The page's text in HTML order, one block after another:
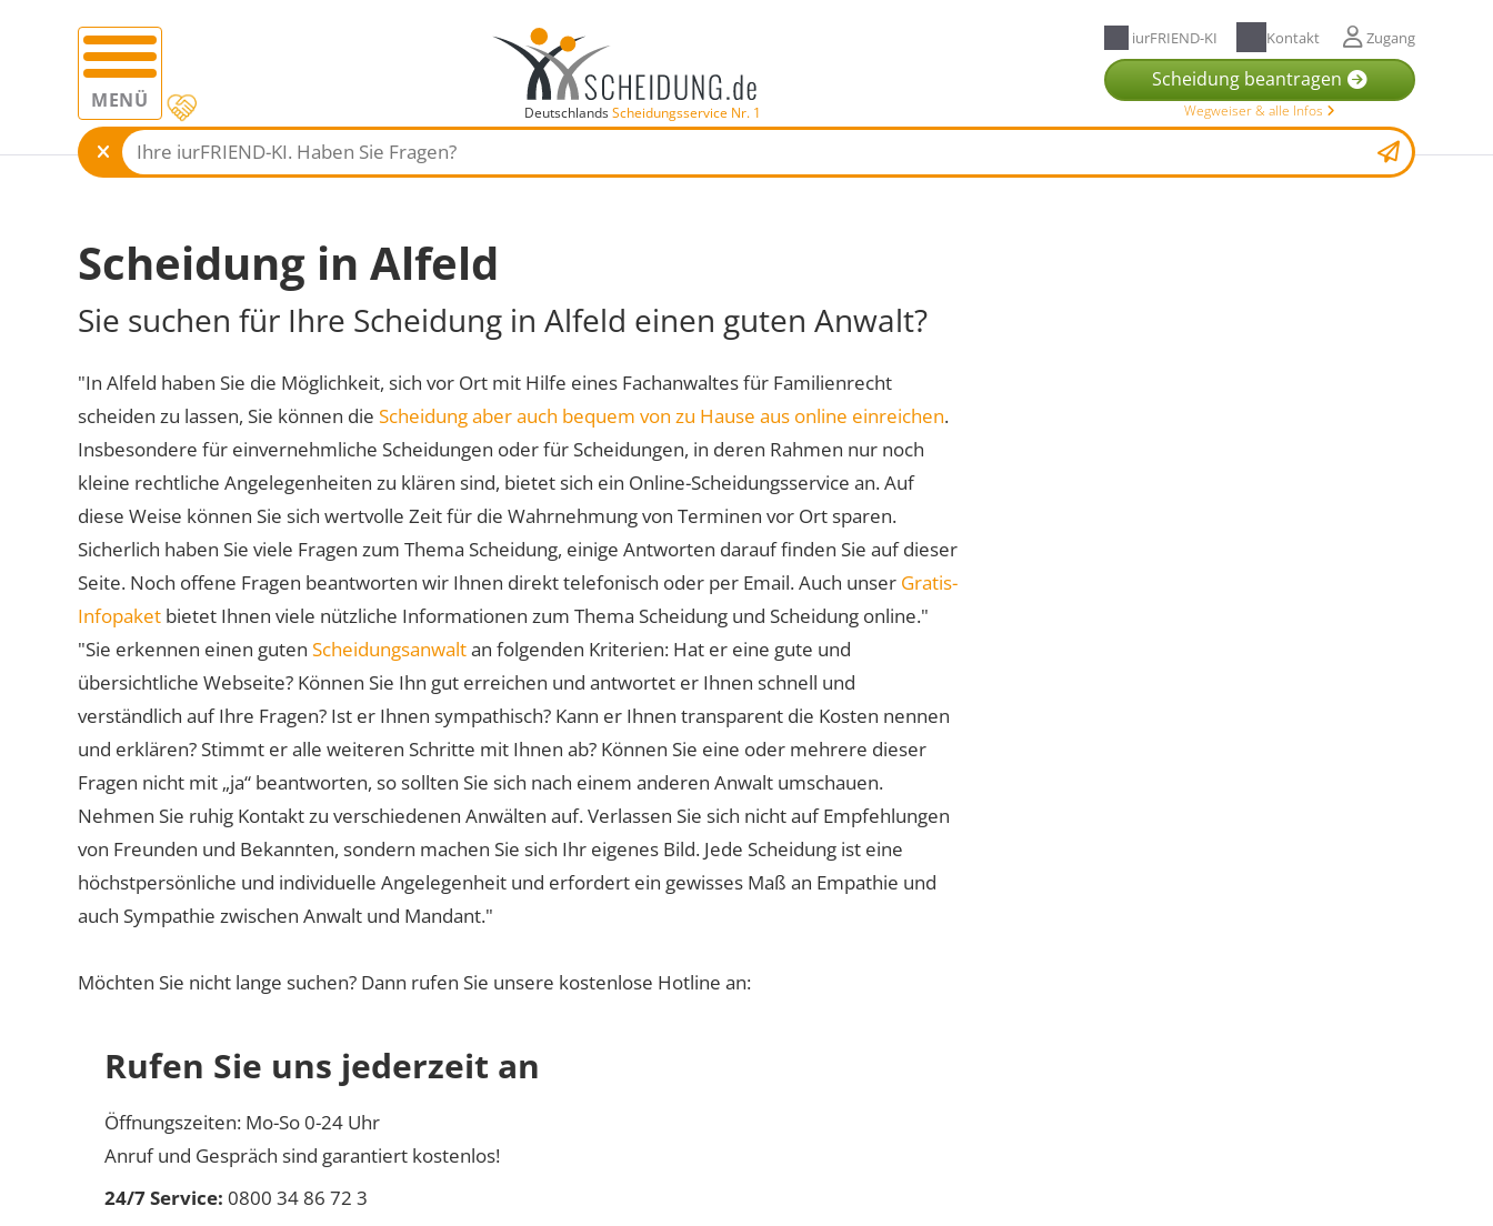
MENÜ DeutschlandsScheidungsservice Nr. 1
iurFRIEND-KI Kontakt Zugang
Scheidung beantragen
Wegweiser & alle Infos
Scheidung in Alfeld
Sie suchen für Ihre Scheidung in Alfeld einen guten Anwalt?
"In Alfeld haben Sie die Möglichkeit, sich vor Ort mit Hilfe eines Fachanwaltes für Familienrecht
scheiden zu lassen, Sie können die Scheidung aber auch bequem von zu Hause aus online einreichen.
Insbesondere für einvernehmliche Scheidungen oder für Scheidungen, in deren Rahmen nur noch
kleine rechtliche Angelegenheiten zu klären sind, bietet sich ein Online-Scheidungsservice an. Auf
diese Weise können Sie sich wertvolle Zeit für die Wahrnehmung von Terminen vor Ort sparen.
Sicherlich haben Sie viele Fragen zum Thema Scheidung, einige Antworten darauf finden Sie auf dieser
Seite. Noch offene Fragen beantworten wir Ihnen direkt telefonisch oder per Email. Auch unser Gratis-
Infopaket bietet Ihnen viele nützliche Informationen zum Thema Scheidung und Scheidung online."
"Sie erkennen einen guten Scheidungsanwaltan folgenden Kriterien: Hat er eine gute und
übersichtliche Webseite? Können Sie Ihn gut erreichen und antwortet er Ihnen schnell und
verständlich auf Ihre Fragen? Ist er Ihnen sympathisch? Kann er Ihnen transparent die Kosten nennen
und erklären? Stimmt er alle weiteren Schritte mit Ihnen ab? Können Sie eine oder mehrere dieser
Fragen nicht mit „ja“ beantworten, so sollten Sie sich nach einem anderen Anwalt umschauen.
Nehmen Sie ruhig Kontakt zu verschiedenen Anwälten auf. Verlassen Sie sich nicht auf Empfehlungen
von Freunden und Bekannten, sondern machen Sie sich Ihr eigenes Bild. Jede Scheidung ist eine
höchstpersönliche und individuelle Angelegenheit und erfordert ein gewisses Maß an Empathie und
auch Sympathie zwischen Anwalt und Mandant."
Möchten Sie nicht lange suchen? Dann rufen Sie unsere kostenlose Hotline an:
Rufen Sie uns jederzeit an
Öffnungszeiten: Mo-So 0-24 Uhr
Anruf und Gespräch sind garantiert kostenlos!
24/7 Service: 0800 34 86 72 3